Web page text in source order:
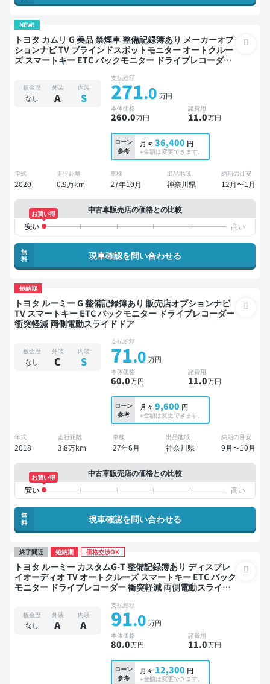
NEW!
トヨタ カムリ G 美品 禁煙車 整備記録簿あり メーカーオプ
ションナビ TV ブラインドスポットモニター オートクルー
ズ スマートキー ETC バックモニター ドライブレコーダー
板金歴
なし
外装
A
内装
S
支払総額
271.0 万円
本体価格
260.0万円
諸費用
11.0万円
ローン
参考
月々 36,400 円
※金額は変更できます。
年式
2020
走行距離
0.9万km
車検
27年10月
出品地域
神奈川県
納期の目安
12月〜1月
中古車販売店の価格との比較
お買い得
無
料
現車確認を問い合わせる
短納期
トヨタ ルーミー G 整備記録簿あり 販売店オプションナビ
TV スマートキー ETC バックモニター ドライブレコーダー
衝突軽減 両側電動スライドドア
板金歴
なし
外装
C
内装
S
支払総額
71.0 万円
本体価格
60.0万円
諸費用
11.0万円
ローン
参考
月々 9,600 円
※金額は変更できます。
年式
2018
走行距離
3.8万km
車検
27年6月
出品地域
神奈川県
納期の目安
9月〜10月
中古車販売店の価格との比較
お買い得
無
料
現車確認を問い合わせる
終了間近 短納期 価格交渉OK
トヨタ ルーミー カスタムG-T 整備記録簿あり ディスプレ
イオーディオ TV オートクルーズ スマートキー ETC バック
モニター ドライブレコーダー 衝突軽減 両側電動スライド
板金歴
なし
外装
A
内装
A
支払総額
91.0 万円
本体価格
80.0万円
諸費用
11.0万円
ローン
参考
月々 12,300 円
※金額は変更できます。